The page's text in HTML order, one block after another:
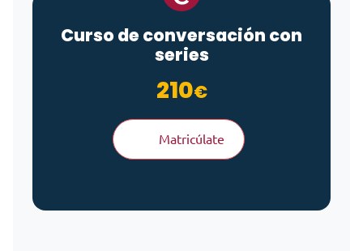
Curso de conversación con
series
210€
Matricúlate